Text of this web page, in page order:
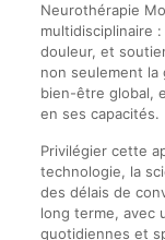
Neurothérapie
multidisciplinaire
douleur, et
non seulement la
bien-être global,
en ses capacités.
Privilégier cette
technologie, la
des délais de
long terme, avec
quotidiennes et